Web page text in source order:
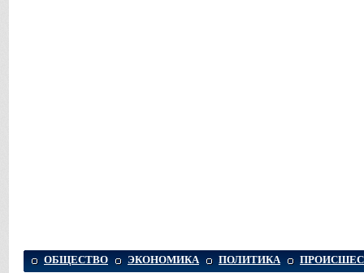
ОБЩЕСТВО ЭКОНОМИКА ПОЛИТИКА